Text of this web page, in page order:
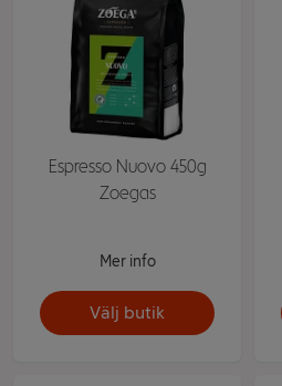
Espresso Nuovo 450g
Zoegas
Mer info
Välj butik